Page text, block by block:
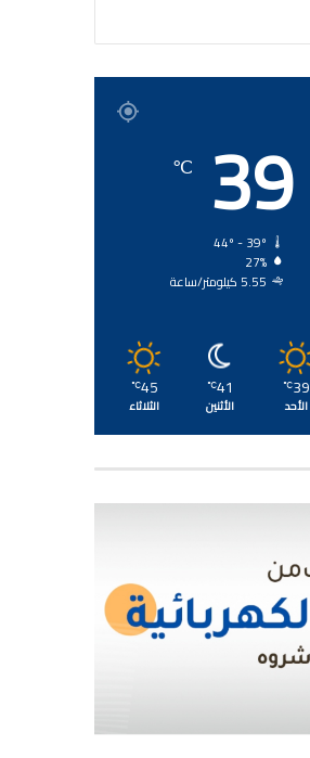
39
℃
27%
5.55 كيلومتر/ساعة
39
℃
الأحد
41
℃
الأثنين
45
℃
الثلاثاء